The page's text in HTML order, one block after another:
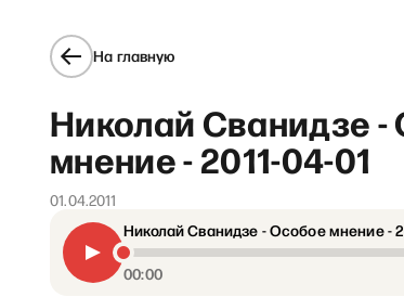
На главную
Николай Сванидзе -
мнение - 2011-04-01
01.04.2011
Николай Сванидзе - Особое мнение -
00:00
«В рабочий